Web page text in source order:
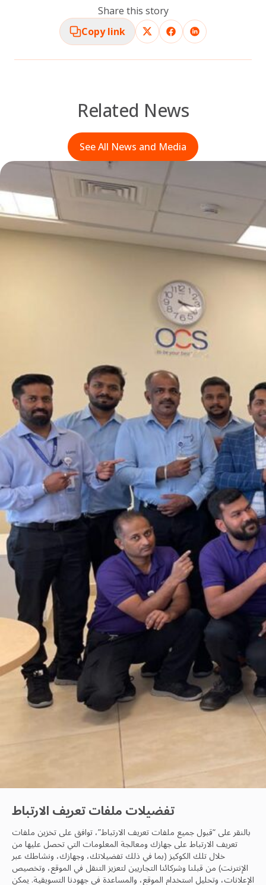
تفضيلات ملفات تعريف الارتباط
بالنقر على “قبول جميع ملفات تعريف الارتباط”، توافق على تخزين ملفات
تعريف الارتباط على جهازك ومعالجة المعلومات التي تحصل عليها من
خلال تلك الكوكيز (بما في ذلك تفضيلاتك، وجهازك، ونشاطك عبر
الإنترنت) من قبلنا وشركائنا التجاريين لتعزيز التنقل في الموقع، وتخصيص
الإعلانات، وتحليل استخدام الموقع، والمساعدة في جهودنا التسويقية. يمكن
Share this story
Copy link
Related News
See All News and Media
الصحة والسلامة